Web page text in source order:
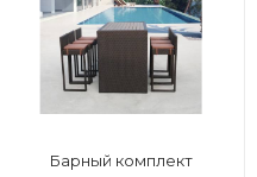
Барный комплект